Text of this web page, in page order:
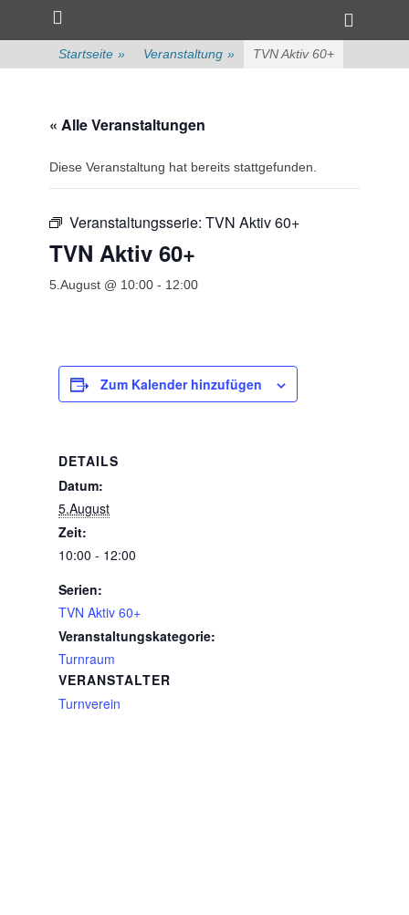
zum
Inhalt
überspringen
Primärmenü
Toggle
Startseite » Veranstaltung » TVN Aktiv 60+
« Alle Veranstaltungen
Diese Veranstaltung hat bereits stattgefunden.
Veranstaltungsserie: TVN Aktiv 60+
TVN Aktiv 60+
5.August @ 10:00 - 12:00
Zum Kalender hinzufügen
DETAILS
Datum:
5.August
Zeit:
10:00 - 12:00
Serien:
TVN Aktiv 60+
Veranstaltungskategorie:
Turnraum
VERANSTALTER
Turnverein